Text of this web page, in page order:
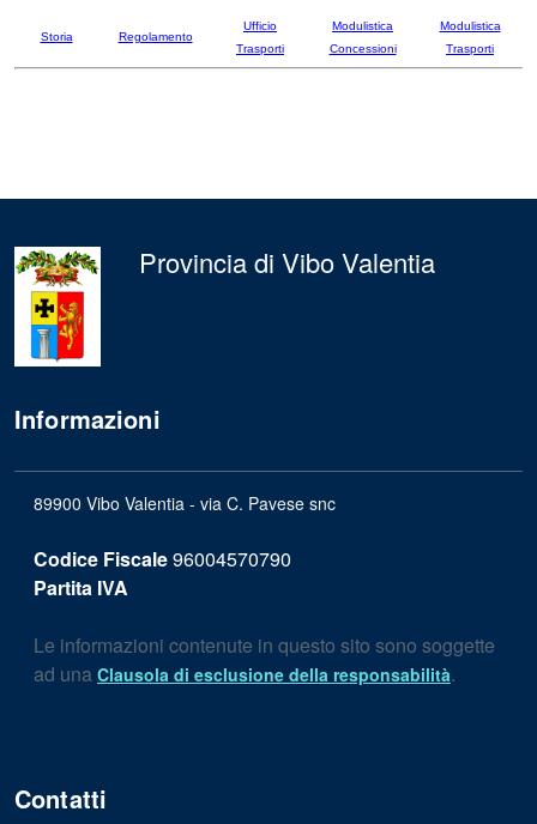
Storia Regolamento
Ufficio
Trasporti
Modulistica
Concessioni
Modulistica
Trasporti
Provincia di Vibo Valentia
Informazioni
89900 Vibo Valentia - via C. Pavese snc
Codice Fiscale96004570790
Partita IVA
Le informazioni contenute in questo sito sono soggette
ad una Clausola di esclusione della responsabilità.
Contatti